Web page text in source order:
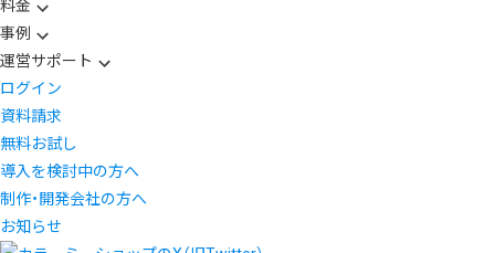
料金
事例
運営サポート
ログイン
資料請求
無料お試し
導入を検討中の方へ
制作・開発会社の方へ
お知らせ